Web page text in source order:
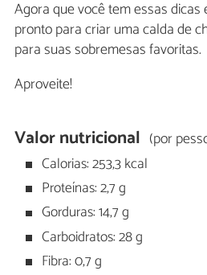
Agora que você tem essas dicas
pronto para criar uma calda de
para suas sobremesas favoritas.
Aproveite!
Valor nutricional (por
Calorias: 253,3 kcal
Proteínas: 2,7 g
Gorduras: 14,7 g
Carboidratos: 28 g
Fibra: 0,7 g